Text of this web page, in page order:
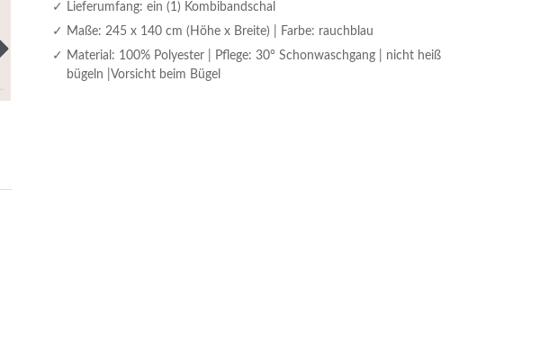
Lieferumfang: ein (1) Kombibandschal
Maße: 245 x 140 cm (Höhe x Breite) | Farbe: rauchblau
Material: 100% Polyester | Pflege: 30° Schonwaschgang | nicht heiß
bügeln |Vorsicht beim Bügel